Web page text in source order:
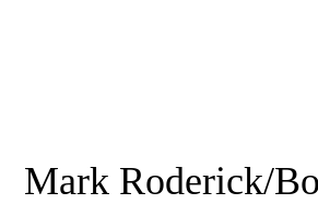
Mark Roderick/